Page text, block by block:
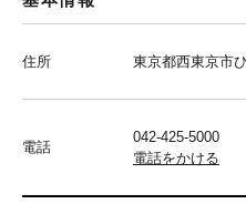
住所 東京都西東京市
電話
042-425-5000
電話をかける